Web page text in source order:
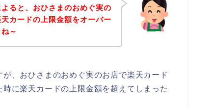
ると、おひさまのおめぐ実の
カードの上限金額をオーバー
～
、おひさまのおめぐ実のお店で楽天カード
に楽天カードの上限金額を超えてしまった